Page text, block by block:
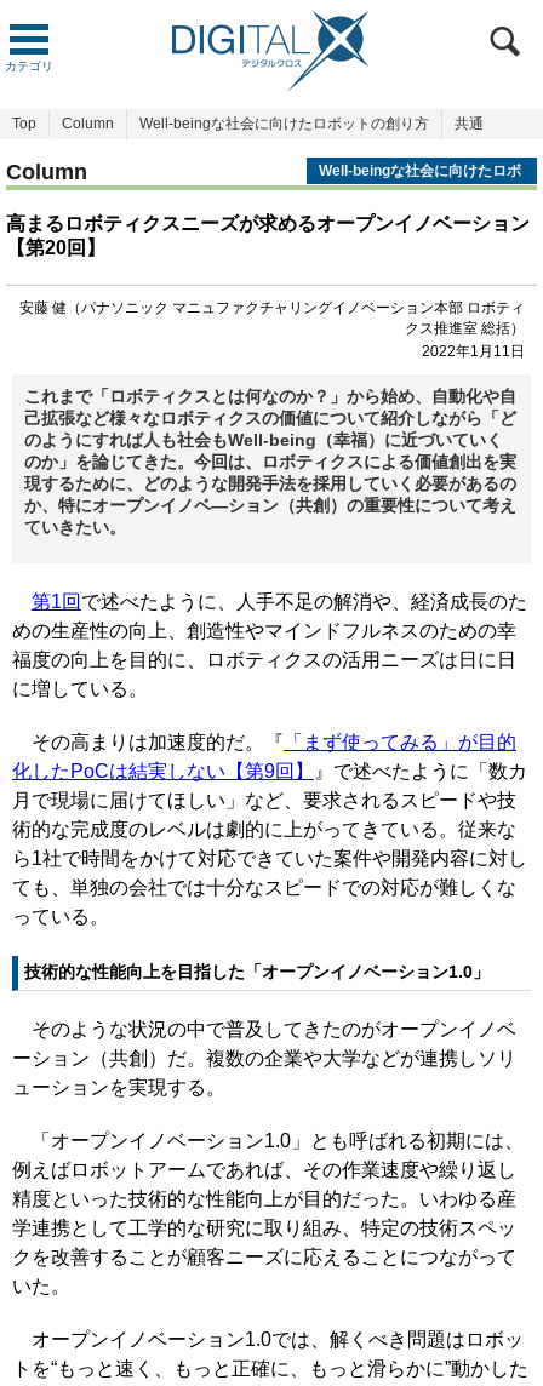
カテゴリ
Top Column Well-beingな社会に向けたロボットの創り方 共通
Column
Well-beingな社会に向けたロボ
ットの創り方
高まるロボティクスニーズが求めるオープンイノベーション
【第20回】
安藤 健（パナソニック マニュファクチャリングイノベーション本部 ロボティ
クス推進室 総括）
2022年1月11日
これまで「ロボティクスとは何なのか？」から始め、自動化や自
己拡張など様々なロボティクスの価値について紹介しながら「ど
のようにすれば人も社会もWell-being（幸福）に近づいていく
のか」を論じてきた。今回は、ロボティクスによる価値創出を実
現するために、どのような開発手法を採用していく必要があるの
か、特にオープンイノベ―ション（共創）の重要性について考え
ていきたい。
第1回 で述べたように、人手不足の解消や、経済成長のた
めの生産性の向上、創造性やマインドフルネスのための幸
福度の向上を目的に、ロボティクスの活用ニーズは日に日
に増している。
その高まりは加速度的だ。『 「まず使ってみる」が目的
化したPoCは結実しない【第9回】
』で述べたように「数カ
月で現場に届けてほしい」など、要求されるスピードや技
術的な完成度のレベルは劇的に上がってきている。従来な
ら1社で時間をかけて対応できていた案件や開発内容に対し
ても、単独の会社では十分なスピードでの対応が難しくな
っている。
技術的な性能向上を目指した「オープンイノベーション1.0」
そのような状況の中で普及してきたのがオープンイノベ
ーション（共創）だ。複数の企業や大学などが連携しソリ
ューションを実現する。
「オープンイノベーション1.0」とも呼ばれる初期には、
例えばロボットアームであれば、その作業速度や繰り返し
精度といった技術的な性能向上が目的だった。いわゆる産
学連携として工学的な研究に取り組み、特定の技術スペッ
クを改善することが顧客ニーズに応えることにつながって
いた。
オープンイノベーション1.0では、解くべき問題はロボッ
トを“もっと速く、もっと正確に、もっと滑らかに”動かした